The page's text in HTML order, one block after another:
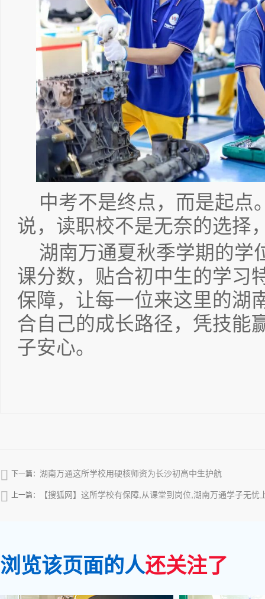
中考不是终点，而是起点
说，读职校不是无奈的选择
湖南万通夏秋季学期的学
课分数，贴合初中生的学习
保障，让每一位来这里的湖
合自己的成长路径，凭技能
子安心。
 下一篇： 湖南万通这所学校用硬核师资为长沙初高中生护航
 上一篇： 【搜狐网】这所学校有保障,从课堂到岗位,湖南万通学子无忧
浏览该页面的人还关注了